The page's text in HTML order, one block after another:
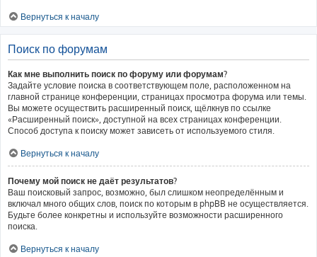
Вернуться к началу
Поиск по форумам
Как мне выполнить поиск по форуму или форумам?
Задайте условие поиска в соответствующем поле, расположенном на
главной странице конференции, страницах просмотра форума или темы.
Вы можете осуществить расширенный поиск, щёлкнув по ссылке
«Расширенный поиск», доступной на всех страницах конференции.
Способ доступа к поиску может зависеть от используемого стиля.
Вернуться к началу
Почему мой поиск не даёт результатов?
Ваш поисковый запрос, возможно, был слишком неопределённым и
включал много общих слов, поиск по которым в phpBB не осуществляется.
Будьте более конкретны и используйте возможности расширенного
поиска.
Вернуться к началу